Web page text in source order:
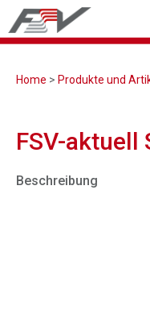
Home > Produkte und
FSV-aktuell
Beschreibung